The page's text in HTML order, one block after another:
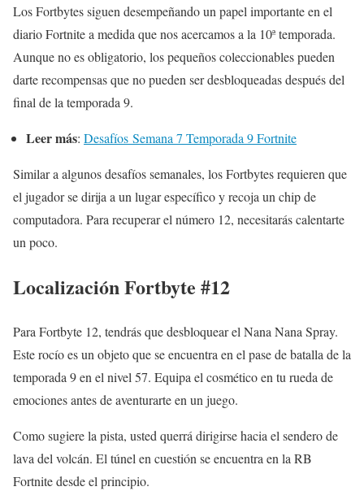
Los Fortbytes siguen desempeñando un papel importante en el
diario Fortnite a medida que nos acercamos a la 10ª temporada.
Aunque no es obligatorio, los pequeños coleccionables pueden
darte recompensas que no pueden ser desbloqueadas después del
final de la temporada 9.
Leer más: Desafíos Semana 7 Temporada 9 Fortnite
Similar a algunos desafíos semanales, los Fortbytes requieren que
el jugador se dirija a un lugar específico y recoja un chip de
computadora. Para recuperar el número 12, necesitarás calentarte
un poco.
LocalizaciónFortbyte #12
Para Fortbyte 12, tendrás que desbloquear el Nana Nana Spray.
Este rocío es un objeto que se encuentra en el pase de batalla de la
temporada 9 en el nivel 57. Equipa el cosmético en tu rueda de
emociones antes de aventurarte en un juego.
Como sugiere la pista, usted querrá dirigirse hacia el sendero de
lava del volcán. El túnel en cuestión se encuentra en la RB
Fortnite desde el principio.